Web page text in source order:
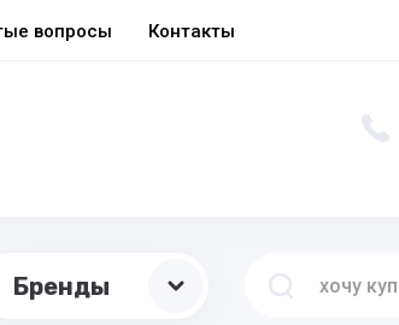
вопросы Контакты
Бренды